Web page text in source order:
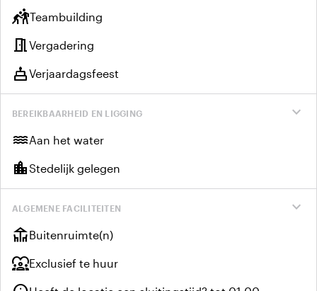
sports_kabaddiTeambuilding
meeting_roomVergadering
cakeVerjaardagsfeest
expand_more
BEREIKBAARHEID EN LIGGING
waterAan het water
location_cityStedelijk gelegen
expand_more
ALGEMENE FACILITEITEN
deckBuitenruimte(n)
diversity_1Exclusief te huur